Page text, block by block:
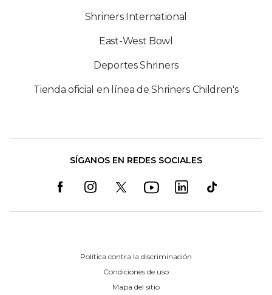
Shriners International
East-West Bowl
Deportes Shriners
Tienda oficial en línea de Shriners Children's
SÍGANOS EN REDES SOCIALES
Política contra la discriminación
Condiciones de uso
Mapa del sitio